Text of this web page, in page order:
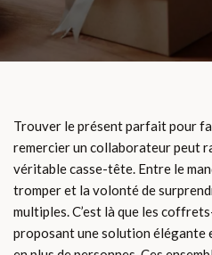
Trouver le présent parfait pour
remercier un collaborateur peut
véritable casse-tête. Entre le
tromper et la volonté de
multiples. C’est là que les
proposant une solution élégante